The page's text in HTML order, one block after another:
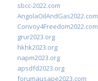
sbcc-2022.com
AngolaOilAndGas2022.com
Convoy4Freedom2022.com
grur2023.org
hkhk2023.org
napm2023.org
apsdfd2023.org
forumausape2023.com